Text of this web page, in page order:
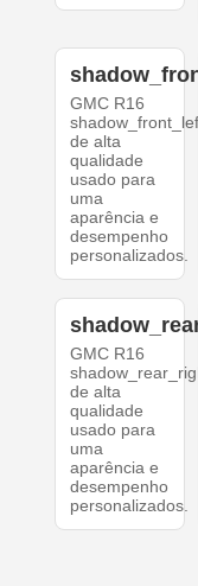
GMC R16
shadow_front_left
de alta
qualidade
usado para
uma
aparência e
desempenho
personalizados.
GMC R16
de alta
qualidade
usado para
uma
aparência e
desempenho
personalizados.